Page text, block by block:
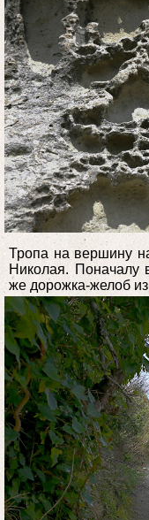
Тропа на вершину
Николая. Поначалу
же дорожка-желоб из